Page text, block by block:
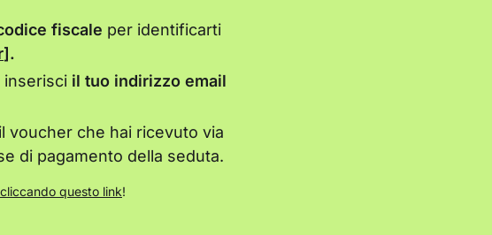
fiscale per identificarti
].
inserisci il tuo indirizzo email
voucher che hai ricevuto via
di pagamento della seduta.
cliccando questo link!